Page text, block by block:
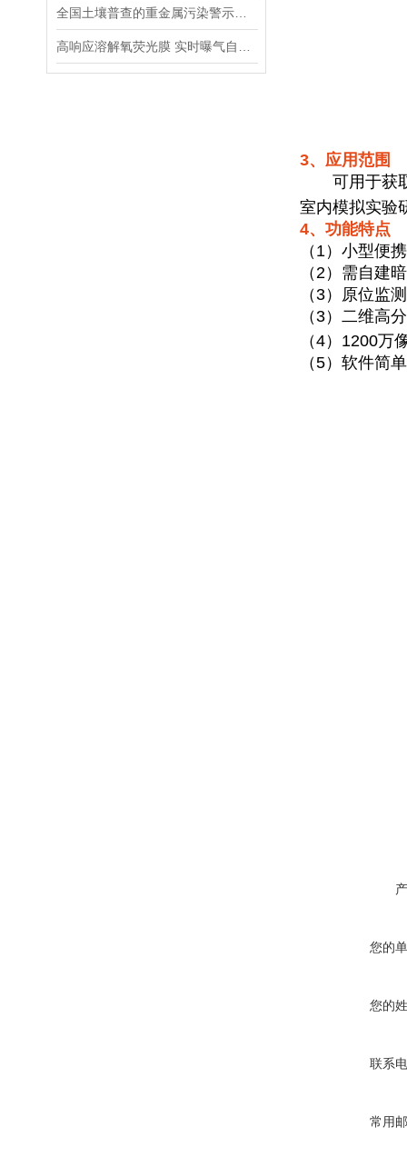
3、应用范围
可用于获取
室内模拟实验
4、功能特点
（ 1 ）小型便
（ 2 ）需自建
（3）原位监
（3）二维高
（4） 1200万
（5）软件简
您的
您的
联系
常用